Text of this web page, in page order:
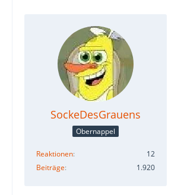
SockeDesGrauens
Obernappel
Reaktionen
12
Beiträge
1.920